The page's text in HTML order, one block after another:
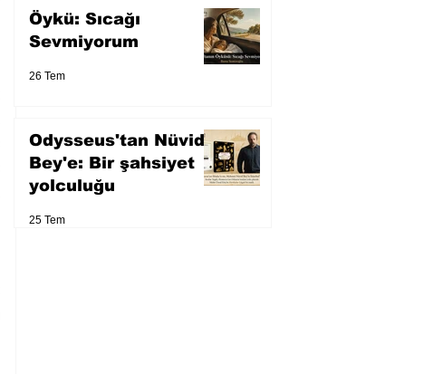
Öykü: Sıcağı
Sevmiyorum
26 Tem
Odysseus'tan Nüvid
Bey'e: Bir şahsiyet
yolculuğu
25 Tem